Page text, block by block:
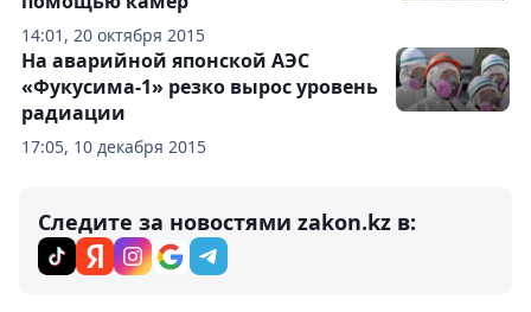
14:01, 20 октября 2015
17:05, 10 декабря 2015
На аварийной японской АЭС
«Фукусима-1» резко вырос уровень
радиации
Следите за новостями zakon.kz в: